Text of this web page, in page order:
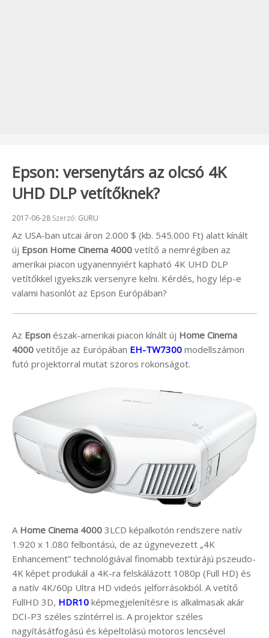
Epson: versenytárs az olcsó 4K
UHD DLP vetítőknek?
Beküldve:
2017-06-28 Szerző: GURU
Az USA-ban utcai áron 2.000 $ (kb. 545.000 Ft) alatt kínált
új Epson Home Cinema 4000 vetítő a nemrégiben az
amerikai piacon ugyanennyiért kapható 4K UHD DLP
vetítőkkel igyekszik versenyre kelni. Kérdés, hogy lép-e
valami hasonlót az Epson Európában?
Az Epson észak-amerikai piacon kínált új Home Cinema
4000 vetítője az Európában EH-TW7300 modellszámon
futó projektorral mutat szoros rokonságot.
A Home Cinema 4000 3LCD képalkotón rendszere natív
1.920 x 1.080 felbontású, de az úgynevezett „4K
Enhancement” technológiával finomabb textúrájú pszeudo-
4K képet produkál a 4K-ra felskálázott 1080p (Full HD) és
a natív 4K/60p Ultra HD videós jelforrásokból. A vetítő
FullHD 3D, HDR10 képmegjelenítésre is alkalmasak akár
DCI-P3 széles színtérrel is. A projektor széles
nagyításátfogású és képeltolású motoros lencsével